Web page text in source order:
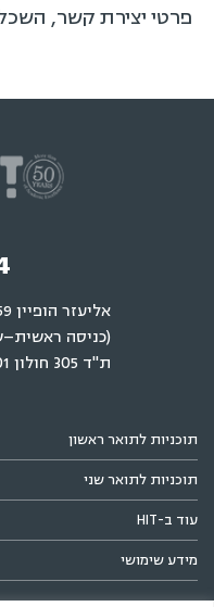
פרטי יצירת קשר,
אליעזר הופיין 59, חולון
(כניסה
ת"ד 305 חולון 5810201
תוכניות לתואר ראשון
תוכניות לתואר שני
עוד ב-HIT
מידע שימושי